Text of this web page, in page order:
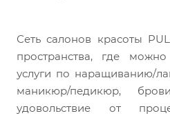
Сеть салонов красоты
пространства, где
услуги по наращиванию/
маникюр/педикюр,
удовольствие от